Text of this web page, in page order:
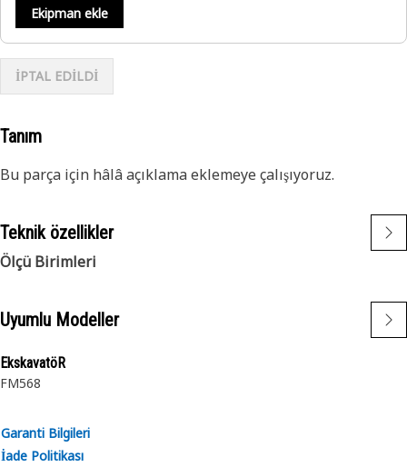
Ekipman ekle
İPTAL EDİLDİ
Tanım
Bu parça için hâlâ açıklama eklemeye çalışıyoruz.
Teknik özellikler
Ölçü Birimleri
Uyumlu Modeller
EkskavatöR
FM568
Garanti Bilgileri
İade Politikası